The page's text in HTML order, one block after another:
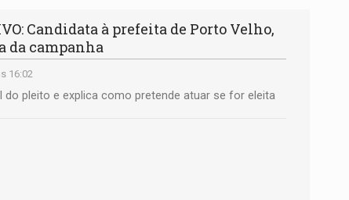
Candidata à prefeita de Porto Velho,
da campanha
16:02
do pleito e explica como pretende atuar se for eleita